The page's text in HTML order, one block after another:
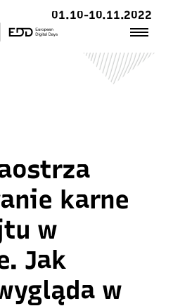
01.10-10.11.2022
karne
w
Jak
w